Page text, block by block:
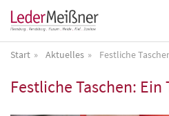
Start Aktuelles Festliche
Festliche Taschen: Ein